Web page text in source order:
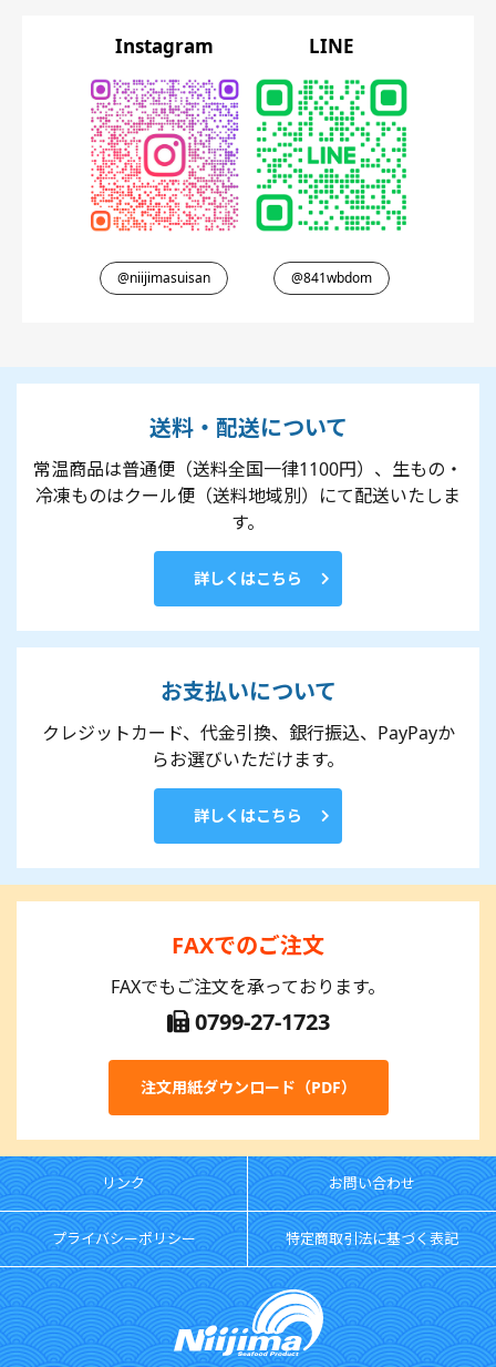
Instagram
@niijimasuisan
LINE
@841wbdom
送料・配送について
常温商品は普通便（送料全国一律1100円）、生もの・
冷凍ものはクール便（送料地域別）にて配送いたしま
す。
詳しくはこちら
お支払いについて
クレジットカード、代金引換、銀行振込、PayPayか
らお選びいただけます。
詳しくはこちら
FAXでのご注文
FAXでもご注文を承っております。
0799-27-1723
注文用紙ダウンロード（PDF）
リンク お問い合わせ
プライバシーポリシー 特定商取引法に基づく表記